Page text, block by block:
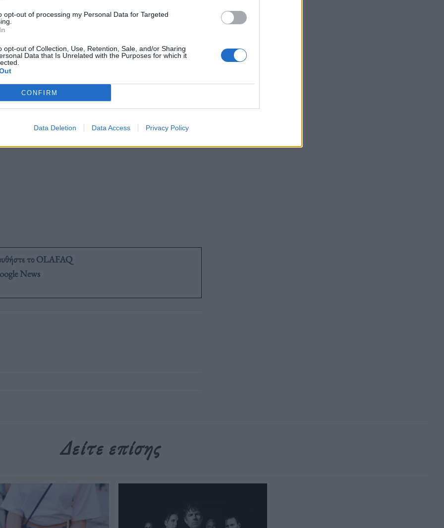
opt-out of processing my Personal Data for Targeted
opt-out of Collection, Use, Retention, Sale, and/or Sharing
Data that Is Unrelated with the Purposes for which it
CONFIRM
Data Deletion Data Access Privacy Policy
καιInst
το OLAFAQ
News
Δείτε επίσης